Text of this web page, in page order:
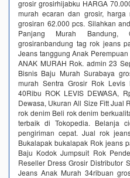
grosir grosirhijabku HARGA
murah ecaran dan grosir,
grosiran 62.000 pcs. Silahkan
Panjang Murah Bandung,
grosiranbandung tag rok jeans
Jeans tanggung Anak
ANAK MURAH Rok. admin 23
Bisnis Baju Murah Surabaya
murah Sentra Grosir Rok Levis
40Ribu ROK LEVIS DEWASA,
Dewasa, Ukuran All Size Fitt Jual
rok denim Beli rok denim
terbaik di Tokopedia. Belanja
pengiriman cepat. Jual rok
Bukalapak bukalapak Rok jeans
Baju Kodok Jumpsuit Rok
Reseller Dress Grosir Distributor
Jeans Anak Murah 34ribuan